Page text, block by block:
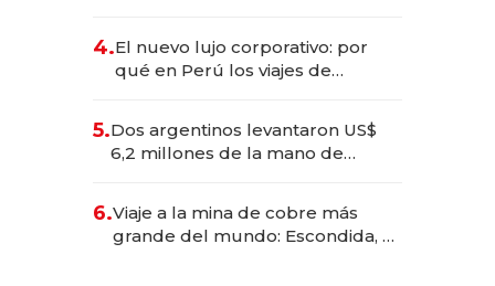
4.El nuevo lujo corporativo: por
qué en Perú los viajes de
para convertirse en experiencias
transformadoras
5.Dos argentinos levantaron US$
6,2 millones de la mano de
6.Viaje a la mina de cobre más
grande del mundo: Escondida, el